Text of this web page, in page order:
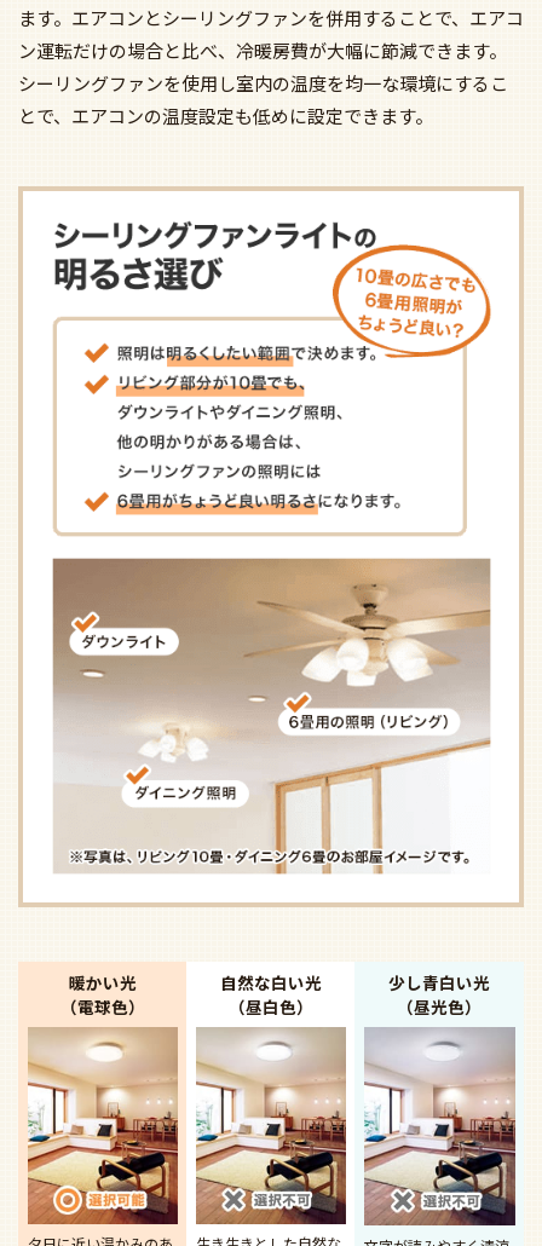
ます。エアコンとシーリングファンを併用することで、エアコ
ン運転だけの場合と比べ、冷暖房費が大幅に節減できます。
シーリングファンを使用し室内の温度を均一な環境にするこ
とで、エアコンの温度設定も低めに設定できます。
暖かい光
（電球色）
自然な白い光
（昼白色）
少し青白い光
（昼光色）